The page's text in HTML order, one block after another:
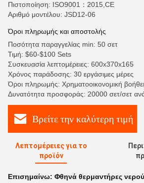
Πιστοποίηση: ISO9001：2015,CE
Αριθμό μοντέλου: JSD12-06
Όροι πληρωμής και αποστολής
Ποσότητα παραγγελίας min: 50 σετ
Τιμή: $60-$100 Sets
Συσκευασία λεπτομέρειες: 600x370x165
Χρόνος παράδοσης: 30 εργάσιμες μέρες
Όροι πληρωμής: Χρηματοοικονομική
Δυνατότητα προσφοράς: 20000 σετ/σετ
Βρείτε την καλύτερη τιμή
Λεπτομέρειες για το
προϊόν
Επισημαίνω: Φθηνά θερμαντήρες